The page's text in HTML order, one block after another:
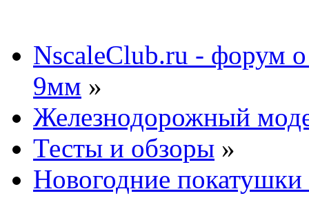
NscaleClub.ru - форум
9мм »
Железнодорожный
Тесты и обзоры »
Новогодние